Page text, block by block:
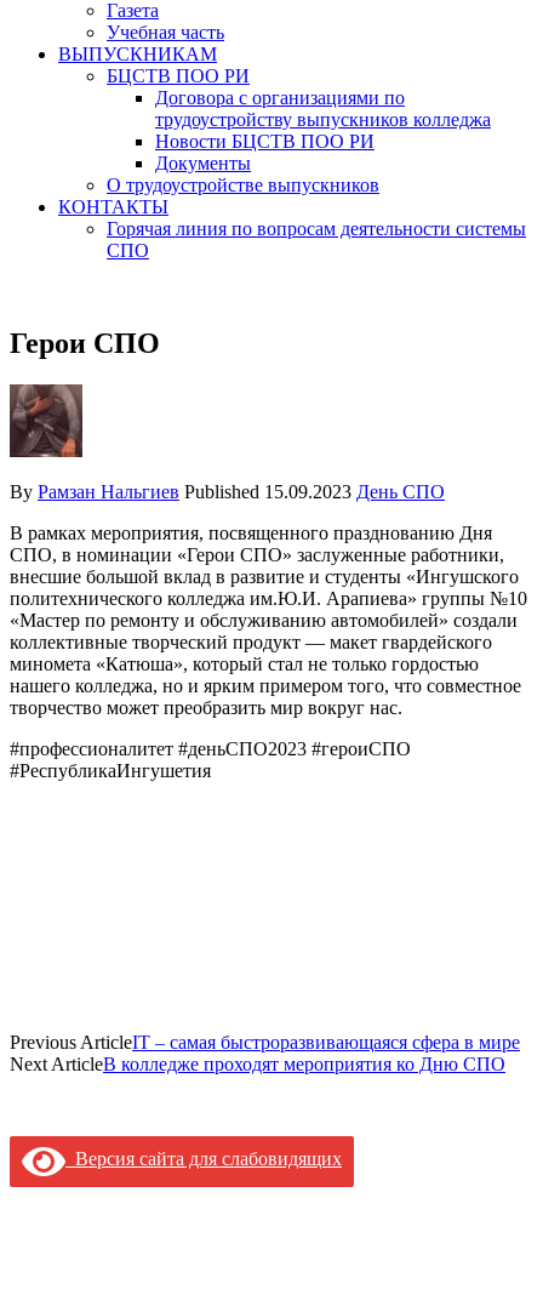
Газета
Учебная часть
ВЫПУСКНИКАМ
БЦСТВ ПОО РИ
Договора с организациями по
трудоустройству выпускников колледжа
Новости БЦСТВ ПОО РИ
Документы
О трудоустройстве выпускников
КОНТАКТЫ
Горячая линия по вопросам деятельности системы
СПО
Герои СПО
By Рамзан Нальгиев Published 15.09.2023 День СПО
В рамках мероприятия, посвященного празднованию Дня
СПО, в номинации «Герои СПО» заслуженные работники,
внесшие большой вклад в развитие и студенты «Ингушского
политехнического колледжа им.Ю.И. Арапиева» группы №10
«Мастер по ремонту и обслуживанию автомобилей» создали
коллективные творческий продукт — макет гвардейского
миномета «Катюша», который стал не только гордостью
нашего колледжа, но и ярким примером того, что совместное
творчество может преобразить мир вокруг нас.
#профессионалитет #деньСПО2023 #героиСПО
#РеспубликаИнгушетия
Previous ArticleIT – самая быстроразвивающаяся сфера в мире
Next ArticleВ колледже проходят мероприятия ко Дню СПО
Версия сайта для слабовидящих